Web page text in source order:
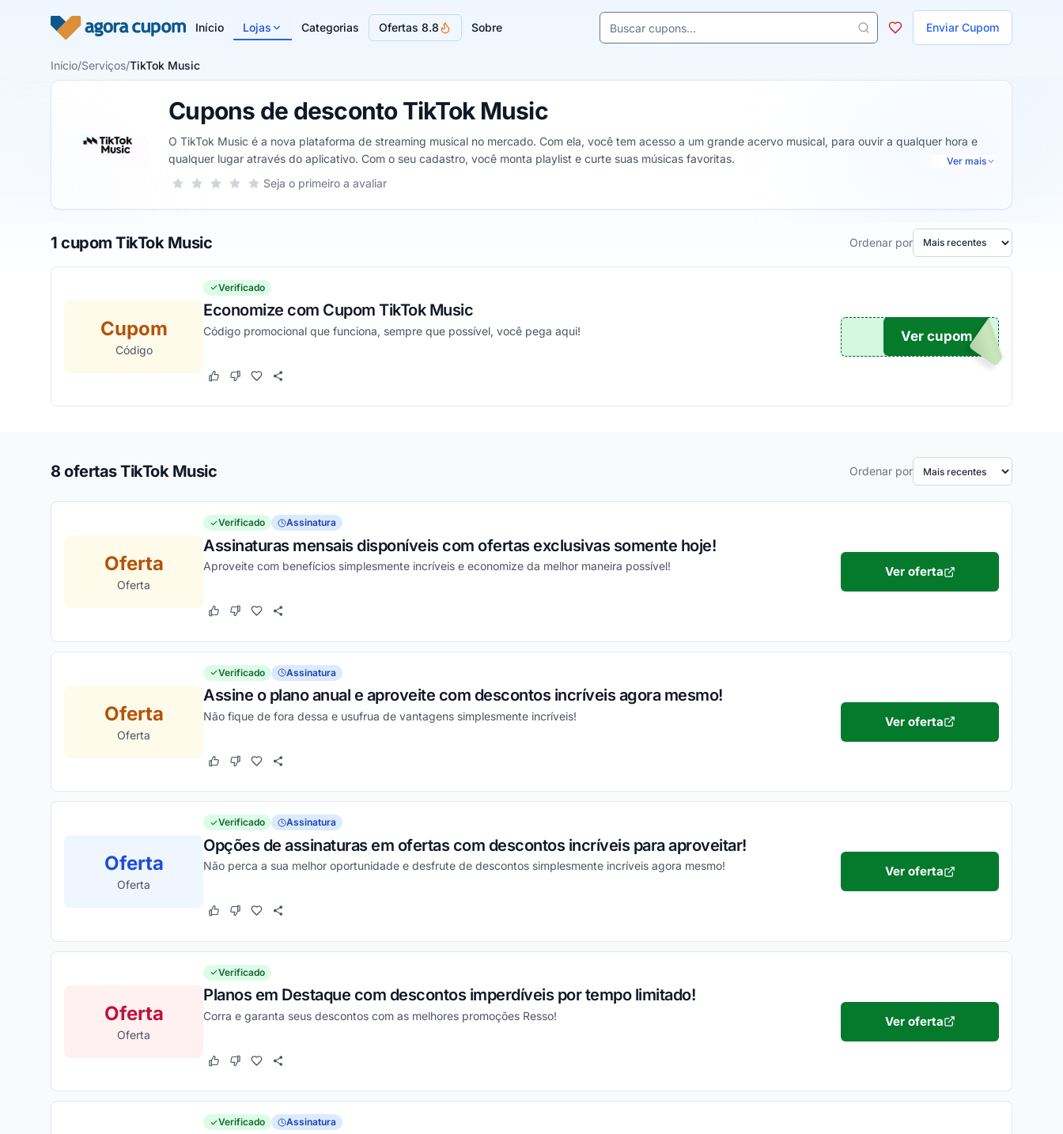
Início Lojas Categorias Ofertas 8.8 Sobre Enviar Cupom
Buscar cupons e lojas
Início/Serviços/TikTok Music
Cupons de desconto TikTok Music
O TikTok Music é a nova plataforma de streaming musical no mercado. Com ela, você tem acesso a um grande acervo musical, para ouvir a qualquer hora e
qualquer lugar através do aplicativo. Com o seu cadastro, você monta playlist e curte suas músicas favoritas.
Ver mais
Sua nota para TikTok Music, de 1 a 5 estrelas
5 estrelas
4 estrelas
3 estrelas
2 estrelas
1 estrela Seja o primeiro a avaliar
1 cupom TikTok Music Ordenar por
Cupom
Código
Verificado
Economize com Cupom TikTok Music
Código promocional que funciona, sempre que possível, você pega aqui!
Este cupom funcionou
Este cupom não funcionou
TICO
Ver cupom
8 ofertas TikTok Music Ordenar por
Oferta
Oferta
Verificado Assinatura
Assinaturas mensais disponíveis com ofertas exclusivas somente hoje!
Aproveite com benefícios simplesmente incríveis e economize da melhor maneira possível!
Este cupom funcionou
Este cupom não funcionou
Ver oferta
Oferta
Oferta
Verificado Assinatura
Assine o plano anual e aproveite com descontos incríveis agora mesmo!
Não fique de fora dessa e usufrua de vantagens simplesmente incríveis!
Este cupom funcionou
Este cupom não funcionou
Ver oferta
Oferta
Oferta
Verificado Assinatura
Opções de assinaturas em ofertas com descontos incríveis para aproveitar!
Não perca a sua melhor oportunidade e desfrute de descontos simplesmente incríveis agora mesmo!
Este cupom funcionou
Este cupom não funcionou
Ver oferta
Oferta
Oferta
Verificado
Planos em Destaque com descontos imperdíveis por tempo limitado!
Corra e garanta seus descontos com as melhores promoções Resso!
Este cupom funcionou
Este cupom não funcionou
Ver oferta
Verificado Assinatura